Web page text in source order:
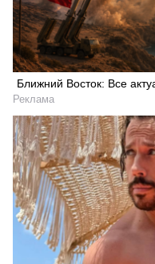
Ближний Восток: Все
Реклама